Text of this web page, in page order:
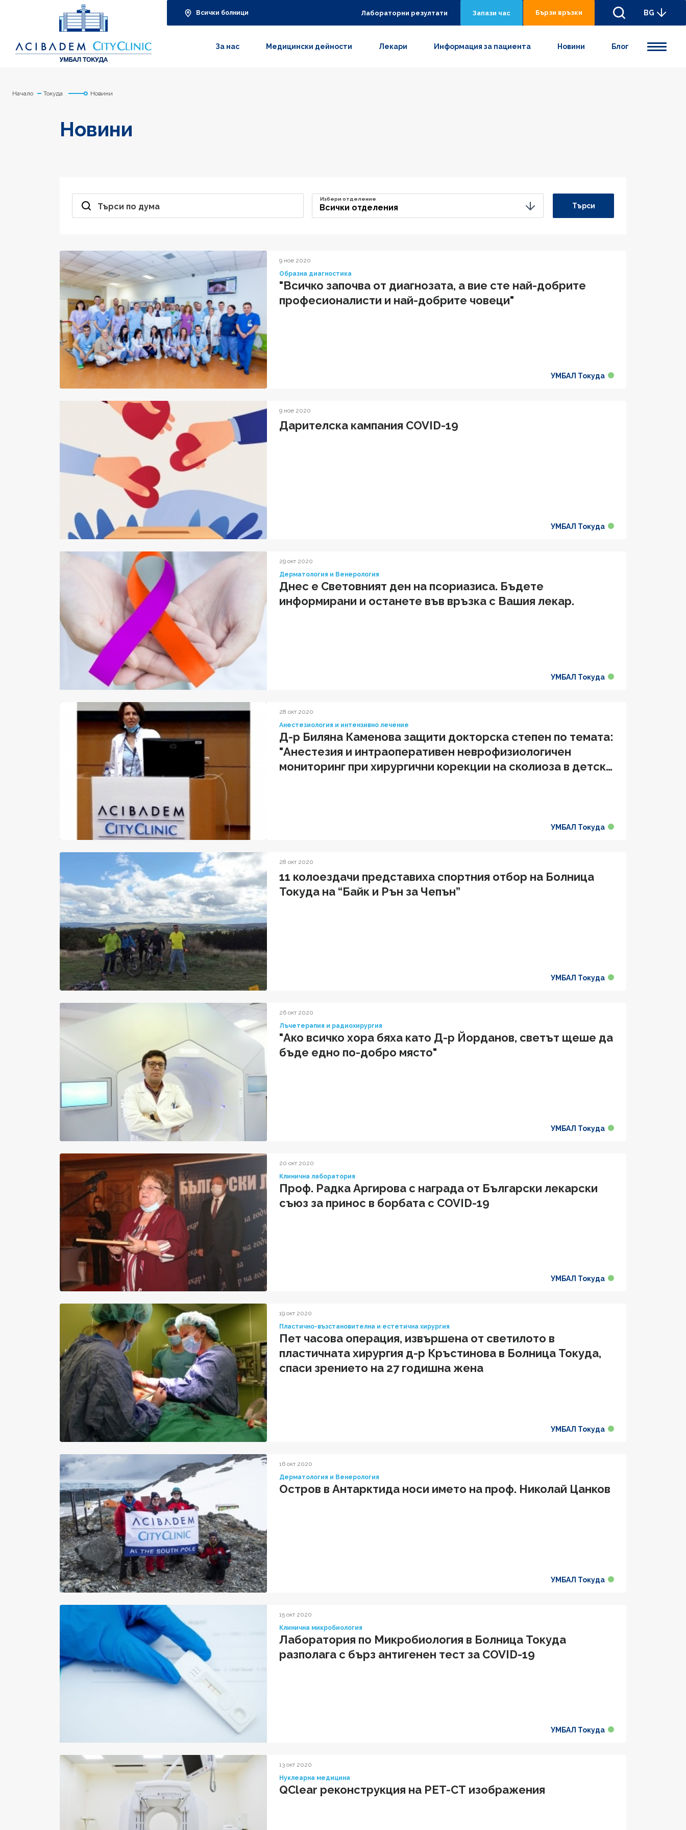
Всички болници Лабораторни резултати Запази час Бързи връзки BG
За нас Медицински дейности Лекари Информация за пациента Новини Блог
Начало Токуда Новини
Новини
Търси по дума Всички отделения
Избери отделение
Търси
9 ное 2020
Образна диагностика
"Всичко започва от диагнозата, а вие сте най-добрите
професионалисти и най-добрите човеци"
УМБАЛ Токуда
9 ное 2020
Дарителска кампания COVID-19
УМБАЛ Токуда
29 окт 2020
Дерматология и Венерология
Днес е Световният ден на псориазиса. Бъдете
информирани и останете във връзка с Вашия лекар.
УМБАЛ Токуда
28 окт 2020
Анестезиология и интензивно лечение
Д-р Биляна Каменова защити докторска степен по темата:
"Анестезия и интраоперативен неврофизиологичен
мониторинг при хирургични корекции на сколиоза в детска
УМБАЛ Токуда
28 окт 2020
11 колоездачи представиха спортния отбор на Болница
Токуда на “Байк и Рън за Чепън”
УМБАЛ Токуда
26 окт 2020
Лъчетерапия и радиохирургия
"Ако всичко хора бяха като Д-р Йорданов, светът щеше да
бъде едно по-добро място"
УМБАЛ Токуда
20 окт 2020
Клинична лаборатория
Проф. Радка Аргирова с награда от Български лекарски
съюз за принос в борбата с COVID-19
УМБАЛ Токуда
19 окт 2020
Пластично-възстановителна и естетична хирургия
Пет часова операция, извършена от светилото в
пластичната хирургия д-р Кръстинова в Болница Токуда,
спаси зрението на 27 годишна жена
УМБАЛ Токуда
16 окт 2020
Дерматология и Венерология
Остров в Антарктида носи името на проф. Николай Цанков
УМБАЛ Токуда
15 окт 2020
Клинична микробиология
Лаборатория по Микробиология в Болница Токуда
разполага с бърз антигенен тест за COVID-19
УМБАЛ Токуда
13 окт 2020
Нуклеарна медицина
QClear реконструкция на PET-CT изображения